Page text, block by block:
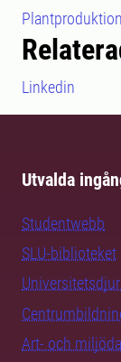
Linkedin
Utvalda
Studentwebb
SLU-biblioteket
Art- och